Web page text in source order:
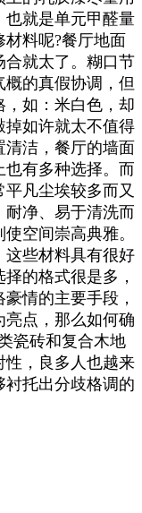
也就是单元甲醛量
料呢?餐厅地面
合就太了。糊口节
的真假协调，但
如：米白色，却
掉如许就太不值得
清洁，餐厅的墙面
有多种选择。而
凡尘埃较多而又
净、易于清洗而
空间崇高典雅。
这些材料具有很好
的格式很是多，
情的主要手段，
点，那么如何确
瓷砖和复合木地
性，良多人也越来
衬托出分歧格调的